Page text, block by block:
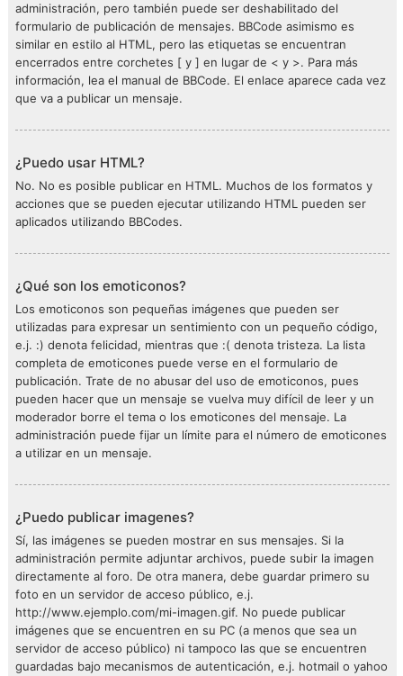
administración, pero también puede ser deshabilitado del
formulario de publicación de mensajes. BBCode asimismo es
similar en estilo al HTML, pero las etiquetas se encuentran
encerrados entre corchetes [ y ] en lugar de < y >. Para más
información, lea el manual de BBCode. El enlace aparece cada vez
que va a publicar un mensaje.
¿Puedo usar HTML?
No. No es posible publicar en HTML. Muchos de los formatos y
acciones que se pueden ejecutar utilizando HTML pueden ser
aplicados utilizando BBCodes.
¿Qué son los emoticonos?
Los emoticonos son pequeñas imágenes que pueden ser
utilizadas para expresar un sentimiento con un pequeño código,
e.j. :) denota felicidad, mientras que :( denota tristeza. La lista
completa de emoticones puede verse en el formulario de
publicación. Trate de no abusar del uso de emoticonos, pues
pueden hacer que un mensaje se vuelva muy difícil de leer y un
moderador borre el tema o los emoticones del mensaje. La
administración puede fijar un límite para el número de emoticones
a utilizar en un mensaje.
¿Puedo publicar imagenes?
Sí, las imágenes se pueden mostrar en sus mensajes. Si la
administración permite adjuntar archivos, puede subir la imagen
directamente al foro. De otra manera, debe guardar primero su
foto en un servidor de acceso público, e.j.
http://www.ejemplo.com/mi-imagen.gif. No puede publicar
imágenes que se encuentren en su PC (a menos que sea un
servidor de acceso público) ni tampoco las que se encuentren
guardadas bajo mecanismos de autenticación, e.j. hotmail o yahoo